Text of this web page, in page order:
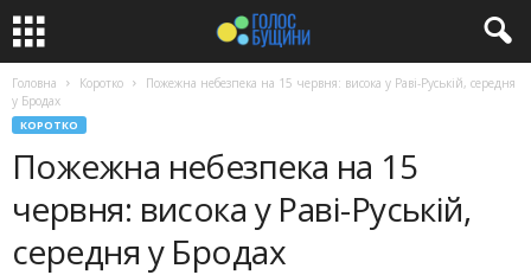
Головна Коротко
Пожежна небезпека на 15 червня: висока у Раві-Руській, середня
у Бродах
КОРОТКО
Пожежна небезпека на 15
червня: висока у Раві-Руській,
середня у Бродах